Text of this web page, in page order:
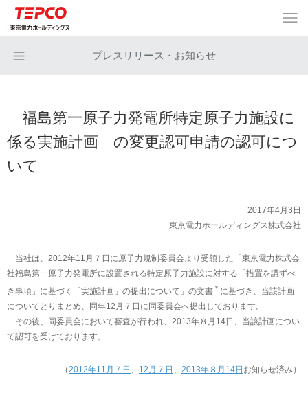
プレスリリース・お知らせ
「福島第一原子力発電所特定原子力施設に
係る実施計画」の変更認可申請の認可につ
いて
2017年4月3日
東京電力ホールディングス株式会社
当社は、2012年11月７日に原子力規制委員会より受領した「東京電力株式会
社福島第一原子力発電所に設置される特定原子力施設に対する「措置を講ずべ
き事項」に基づく「実施計画」の提出について」の文書 ＊ に基づき、当該計画
についてとりまとめ、同年12月７日に同委員会へ提出しております。
その後、同委員会において審査が行われ、2013年８月14日、当該計画につい
て認可を受けております。
（2012年11月７日 、 12月７日 、 2013年８月14日 お知らせ済み）